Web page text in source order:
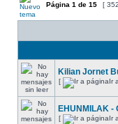
Página 1 de 15 [
Kilian Jornet
[ Ir
EHUNMILAK -
[ Ir